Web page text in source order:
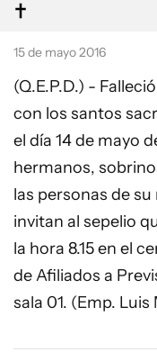
ESTADOS UNIDOS
15 de mayo 2016
(Q.E.P.D.) -
con los santos
el día 14 de mayo
hermanos,
las personas de
invitan al sepelio
la hora 8.15 en el
de Afiliados a
sala 01. (Emp. Luis